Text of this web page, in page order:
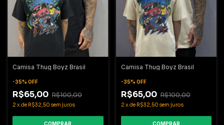
Camisa Thug Boyz Brasil
-35% OFF
R$65,00 R$100,00
2 x de R$32,50 sem juros
COMPRAR
Camisa Thug Boyz Brasil
-35% OFF
R$65,00 R$100,00
2 x de R$32,50 sem juros
COMPRAR